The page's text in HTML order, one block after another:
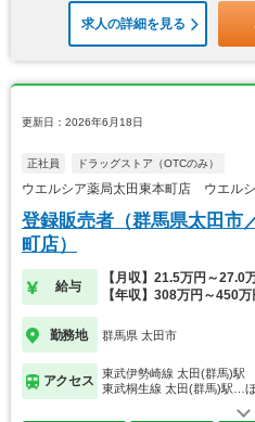
求人の詳細を見る
更新日：2026年6月18日
正社員 ドラッグストア（OTCのみ）
ウエルシア薬局太田東本町店 ウエル
登録販売者（群馬県太田市
町店）
給与
【月収】21.5万円～27.0
【年収】308万円～450万
勤務地 群馬県 太田市
アクセス
東武伊勢崎線 太田(群馬)駅
東武桐生線 太田(群馬)駅…